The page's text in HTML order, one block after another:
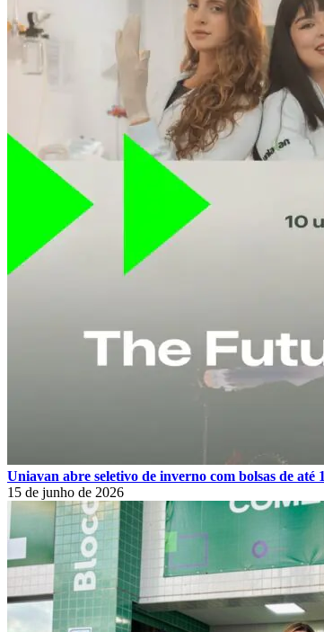
Uniavan abre seletivo de inverno com bolsas de até
15 de junho de 2026